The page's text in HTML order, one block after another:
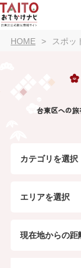
HOME スポッ
台東区への
カテゴリを選択
エリアを選択
現在地からの距